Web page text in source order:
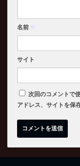
名前 ※
サイト
次回のコメントで
アドレス、サイトを保